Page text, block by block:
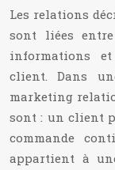
Les relations
sont liées
informations
client. Dans
marketing
sont : un client
commande
appartient à